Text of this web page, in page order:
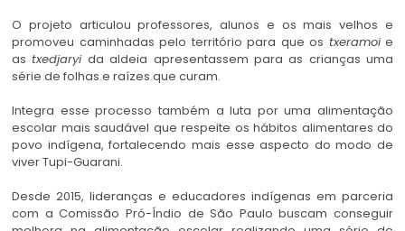
O projeto articulou professores, alunos e os mais velhos e
promoveu caminhadas pelo território para que os txeramoie
astxedjaryida aldeia apresentassem para as crianças uma
série de folhas e raízes que curam.
Integra esse processo também a luta por uma alimentação
escolar mais saudável que respeite os hábitos alimentares do
povo indígena, fortalecendo mais esse aspecto do modo de
viver Tupi-Guarani.
Desde 2015, lideranças e educadores indígenas em parceria
com a Comissão Pró-Índio de São Paulo buscam conseguir